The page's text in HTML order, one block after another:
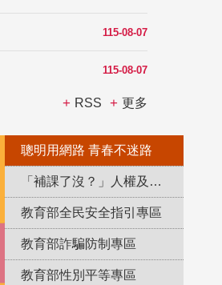
115-08-07
115-08-07
RSS 更多
聰明用網路 青春不迷路
「補課了沒？」人權及轉型正義教育專區
教育部全民安全指引專區
教育部詐騙防制專區
教育部性別平等專區